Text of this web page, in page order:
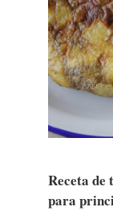
Receta
para